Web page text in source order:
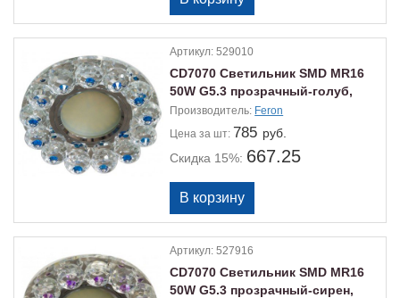
Артикул:529010
CD7070 Светильник SMD MR16
50W G5.3 прозрачный-голуб,
прозр 15*2535
Производитель: Feron
Цена за шт: 785 руб.
Скидка 15%: 667.25
Артикул:527916
CD7070 Светильник SMD MR16
50W G5.3 прозрачный-сирен,